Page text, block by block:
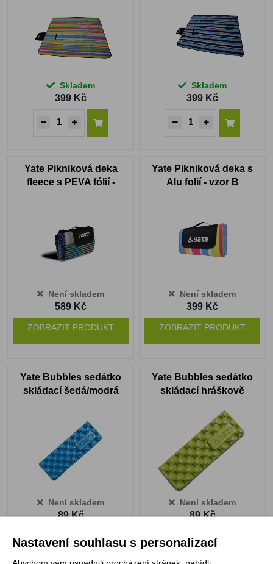
Skladem
399 Kč
Skladem
399 Kč
Yate Pikniková deka
fleece s PEVA fólií -
Není skladem
589 Kč
ZOBRAZIT PRODUKT
Yate Pikniková deka s
Alu folií - vzor B
Není skladem
399 Kč
ZOBRAZIT PRODUKT
Yate Bubbles sedátko
skládací šedá/modrá
Není skladem
89 Kč
ZOBRAZIT PRODUKT
Yate Bubbles sedátko
skládací hráškově
Není skladem
89 Kč
ZOBRAZIT PRODUKT
Nastavení souhlasu s personalizací